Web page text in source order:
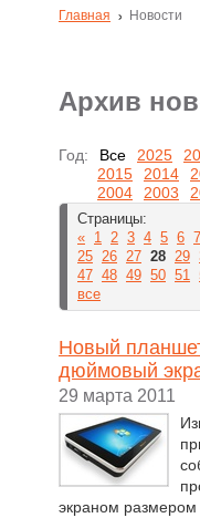
Архив
Год: Все 2025
2015
2014
2004
2003
Страницы:
« 1 2 3 4 5 6 7
25 26 27 28 29
47 48 49 50 51
все
Новый
дюймовый
29 марта 2011
экраном
Главная Новости